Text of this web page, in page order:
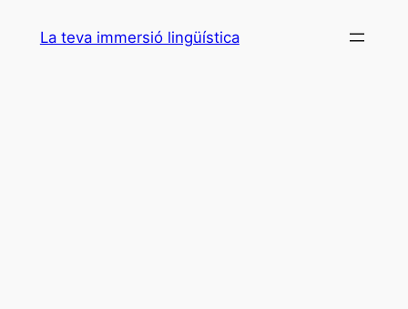
La teva immersió lingüística